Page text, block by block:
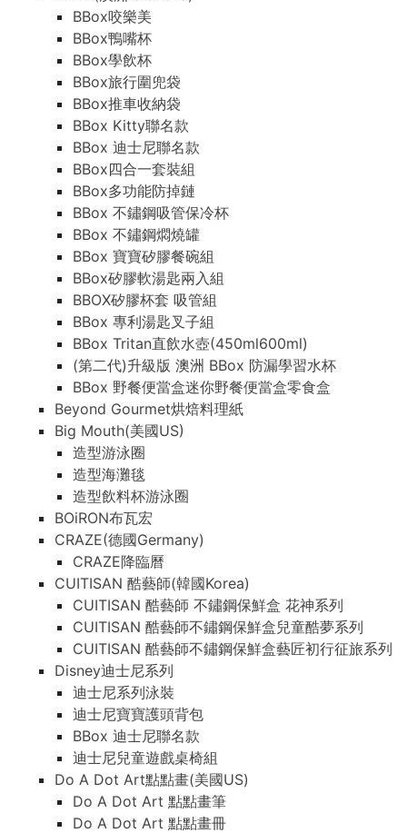
BBox咬樂美
BBox鴨嘴杯
BBox學飲杯
BBox旅行圍兜袋
BBox推車收納袋
BBox Kitty聯名款
BBox 迪士尼聯名款
BBox四合一套裝組
BBox多功能防掉鏈
BBox 不鏽鋼吸管保冷杯
BBox 不鏽鋼燜燒罐
BBox 寶寶矽膠餐碗組
BBox矽膠軟湯匙兩入組
BBOX矽膠杯套 吸管組
BBox 專利湯匙叉子組
BBox Tritan直飲水壺(450ml600ml)
(第二代)升級版 澳洲 BBox 防漏學習水杯
BBox 野餐便當盒迷你野餐便當盒零食盒
Beyond Gourmet烘焙料理紙
Big Mouth(美國US)
造型游泳圈
造型海灘毯
造型飲料杯游泳圈
BOiRON布瓦宏
CRAZE(德國Germany)
CRAZE降臨曆
CUITISAN 酷藝師(韓國Korea)
CUITISAN 酷藝師 不鏽鋼保鮮盒 花神系列
CUITISAN 酷藝師不鏽鋼保鮮盒兒童酷夢系列
CUITISAN 酷藝師不鏽鋼保鮮盒藝匠初行征旅系列
Disney迪士尼系列
迪士尼系列泳裝
迪士尼寶寶護頭背包
BBox 迪士尼聯名款
迪士尼兒童遊戲桌椅組
Do A Dot Art點點畫(美國US)
Do A Dot Art 點點畫筆
Do A Dot Art 點點畫冊